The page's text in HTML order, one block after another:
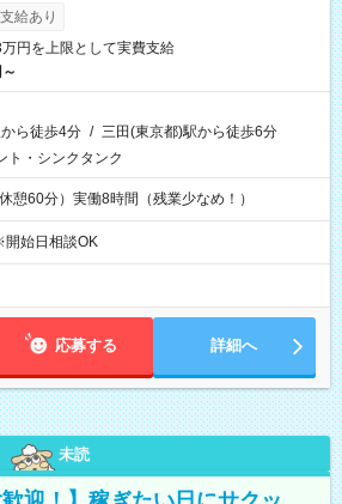
利用条件有）
給あり
円を上限として実費支給
ら徒歩4分 / 三田(東京都)駅から徒歩6分
ト・シンクタンク
憩60分）実働8時間（残業少なめ！）
始日相談OK
応募する 詳細へ
未読